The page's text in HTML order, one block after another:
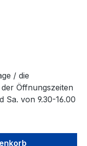
/ die
Öffnungszeiten
von 9.30-16.00
Wert